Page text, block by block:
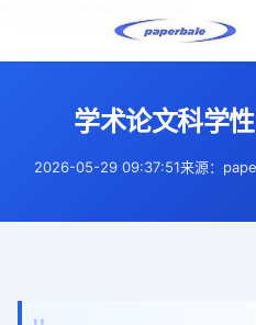
学术论文科学
2026-05-29 09:37:51来源：